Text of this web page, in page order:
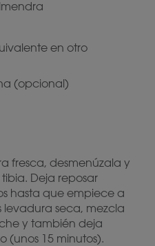
en otro
(opcional)
fresca, desmenúzala y
Deja reposar
hasta que empiece a
levadura seca, mezcla
y también deja
(unos 15 minutos).